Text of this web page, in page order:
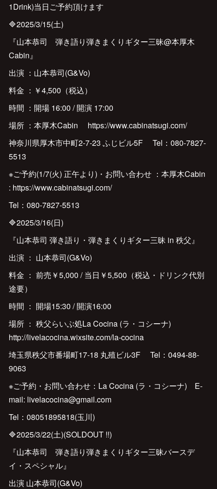
1Drink)当日ご予約頂けます
🔷2025/3/15(土)
『山本恭司 弾き語り弾きまくりギター三昧@本厚木
Cabin』
出演 ：山本恭司(G&Vo)
料金 ：￥4,500（税込）
時間 ：開場 16:00 / 開演 17:00
場所 ：本厚木Cabin https://www.cabinatsugi.com/
神奈川県厚木市中町2-7-23 ふじビル5F Tel：080-7827-
5513
※ご予約(1/7(火) 正午より)・お問い合わせ ：本厚木Cabin
: https://www.cabinatsugi.com/
Tel：080-7827-5513
🔷2025/3/16(日)
『山本恭司 弾き語り・弾きまくりギター三昧 in 秩父』
出演 ： 山本恭司(G&Vo)
料金 ： 前売￥5,000 / 当日￥5,500（税込・ドリンク代別
途要）
時間 ： 開場15:30 / 開演16:00
場所 ： 秩父らいぶ処La Cocina (ラ・コシーナ)
http://livelacocina.wixsite.com/la-cocina
埼玉県秩父市番場町17-18 丸殖ビル3F Tel：0494-88-
9063
※ご予約・お問い合わせ：La Cocina (ラ・コシーナ) E-
mail: livelacocina@gmail.com
Tel：08051895818(玉川)
🔷2025/3/22(土)(SOLDOUT !!)
『山本恭司 弾き語り弾きまくりギター三昧バースデ
イ・スペシャル』
出演 山本恭司(G&Vo)